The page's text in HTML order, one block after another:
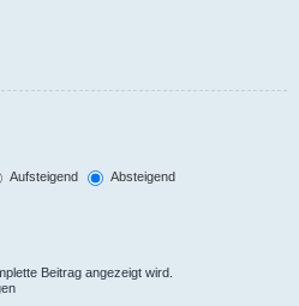
Aufsteigend
Absteigend
Beitrag angezeigt wird.